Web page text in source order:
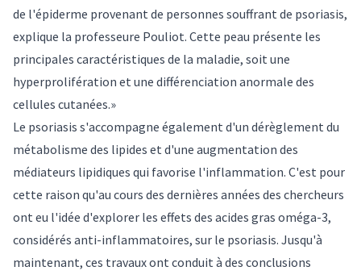
de l'épiderme provenant de personnes souffrant de psoriasis,
explique la professeure Pouliot. Cette peau présente les
principales caractéristiques de la maladie, soit une
hyperprolifération et une différenciation anormale des
cellules cutanées.»
Le psoriasis s'accompagne également d'un dérèglement du
métabolisme des lipides et d'une augmentation des
médiateurs lipidiques qui favorise l'inflammation. C'est pour
cette raison qu'au cours des dernières années des chercheurs
ont eu l'idée d'explorer les effets des acides gras oméga-3,
considérés anti-inflammatoires, sur le psoriasis. Jusqu'à
maintenant, ces travaux ont conduit à des conclusions